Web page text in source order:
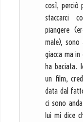
così, perciò
staccarci
piangere
male), sono
giacca ma
ha baciata.
un film,
data dal
ci sono
lui mi dice